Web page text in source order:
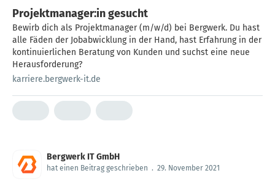
Projektmanager:in gesucht
Bewirb dich als Projektmanager (m/w/d) bei Bergwerk. Du hast
alle Fäden der Jobabwicklung in der Hand, hast Erfahrung in der
kontinuierlichen Beratung von Kunden und suchst eine neue
Herausforderung?
karriere.bergwerk-it.de
Bergwerk IT GmbH
hat einen Beitrag geschrieben . 29. November 2021